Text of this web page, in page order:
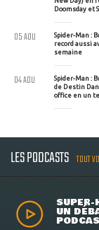
Doomsday et
Spider-Man :
record aussi
semaine
05 AOU
Spider-Man :
de Destin
office en un
04 AOU
LES PODCASTS TOUT
SUPER-
UN